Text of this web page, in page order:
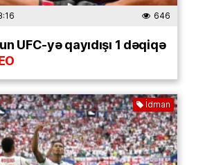
646
UFC-yə qayıdışı 1 dəqiqə
İdman